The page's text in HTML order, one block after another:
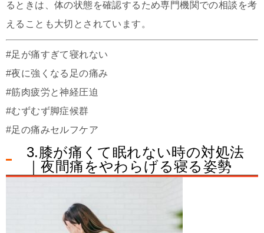
るときは、体の状態を確認するため専門機関での相談を考
えることも大切とされています。
#足が痛すぎて寝れない
#夜に強くなる足の痛み
#筋肉疲労と神経圧迫
#むずむず脚症候群
#足の痛みセルフケア
3.膝が痛くて眠れない時の対処法
｜夜間痛をやわらげる寝る姿勢